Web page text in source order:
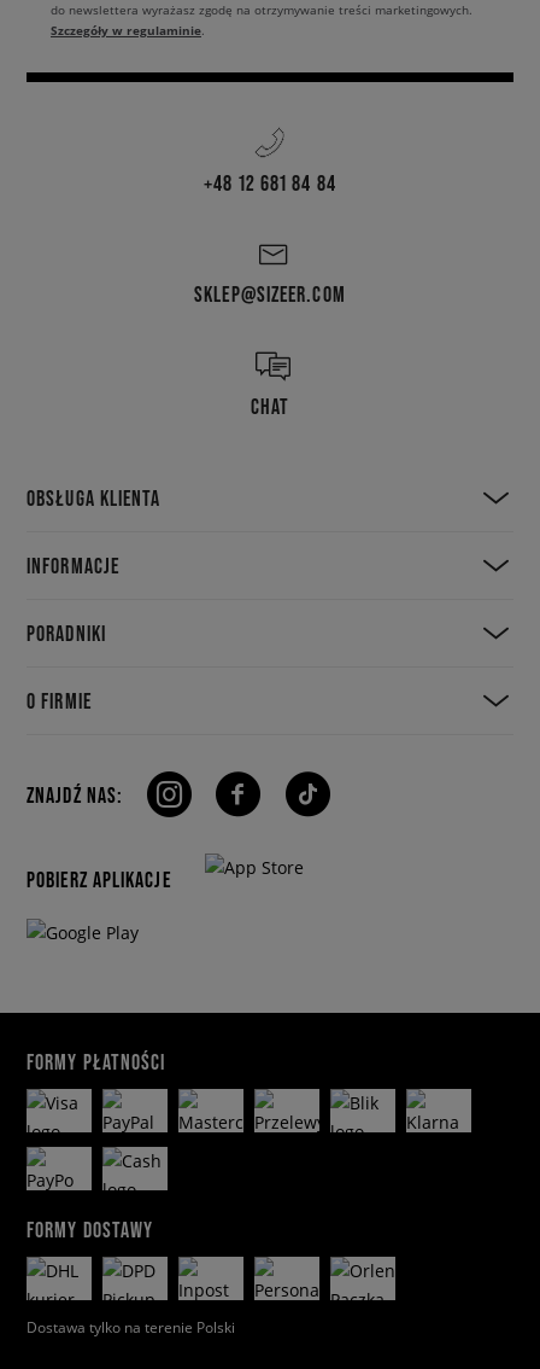
do newslettera wyrażasz zgodę na otrzymywanie treści marketingowych.
Szczegóły w regulaminie.
+48 12 681 84 84
SKLEP@SIZEER.COM
CHAT
OBSŁUGA KLIENTA
INFORMACJE
PORADNIKI
O FIRMIE
ZNAJDŹ NAS:
POBIERZ APLIKACJE
FORMY PŁATNOŚCI
FORMY DOSTAWY
Dostawa tylko na terenie Polski